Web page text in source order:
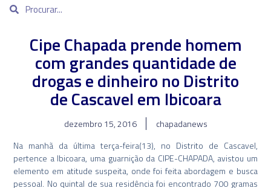
Cipe Chapada prende homem
com grandes quantidade de
drogas e dinheiro no Distrito
de Cascavel em Ibicoara
dezembro 15, 2016
chapadanews
Na manhã da última terça-feira(13), no Distrito de Cascavel,
pertence a Ibicoara, uma guarnição da CIPE-CHAPADA, avistou um
elemento em atitude suspeita, onde foi feita abordagem e busca
pessoal. No quintal de sua residência foi encontrado 700 gramas